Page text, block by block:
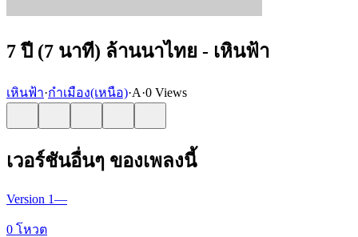
7 ปี (7 นาที) ล้านนาไทย - เหินฟ้า
เหินฟ้า·กำเมือง(เหนือ)·A·0 Views
เวอร์ชันอื่นๆ ของเพลงนี้
Version 1—
0 โหวต